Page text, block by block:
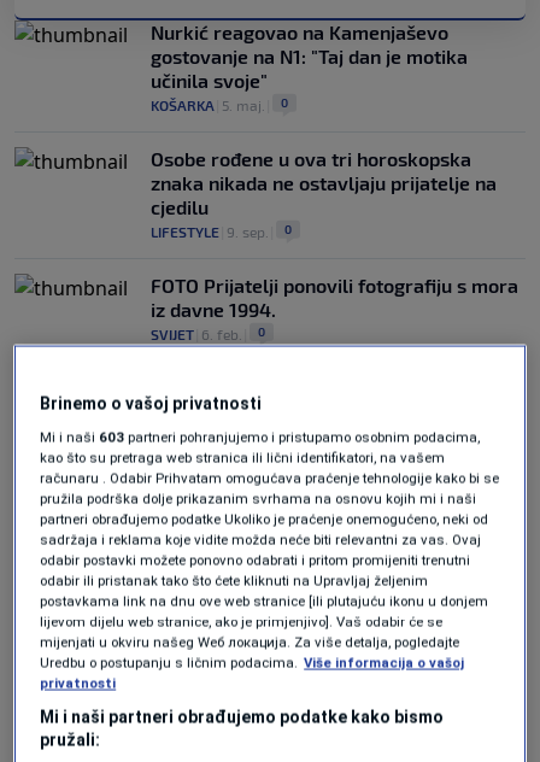
Nurkić reagovao na Kamenjaševo
gostovanje na N1: "Taj dan je motika
učinila svoje"
KOŠARKA 5. maj. 0
Osobe rođene u ova tri horoskopska
znaka nikada ne ostavljaju prijatelje na
cjedilu
LIFESTYLE 9. sep. 0
FOTO Prijatelji ponovili fotografiju s mora
iz davne 1994.
SVIJET 6. feb. 0
Oglas
zdravijem životu
Brinemo o vašoj privatnosti
Mi i naši 603 partneri pohranjujemo i pristupamo osobnim podacima,
kao što su pretraga web stranica ili lični identifikatori, na vašem
računaru . Odabir Prihvatam omogućava praćenje tehnologije kako bi se
pružila podrška dolje prikazanim svrhama na osnovu kojih mi i naši
partneri obrađujemo podatke Ukoliko je praćenje onemogućeno, neki od
sadržaja i reklama koje vidite možda neće biti relevantni za vas. Ovaj
odabir postavki možete ponovno odabrati i pritom promijeniti trenutni
odabir ili pristanak tako što ćete kliknuti na Upravljaj željenim
postavkama link na dnu ove web stranice [ili plutajuću ikonu u donjem
lijevom dijelu web stranice, ako je primjenjivo]. Vaš odabir će se
mijenjati u okviru našeg Wеб локација. Za više detalja, pogledajte
Uredbu o postupanju s ličnim podacima. Više informacija o vašoj
privatnosti
Mi i naši partneri obrađujemo podatke kako bismo
pružali: